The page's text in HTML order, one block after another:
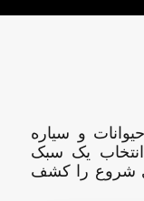
و سیاره
یک سبک
شروع را کشف